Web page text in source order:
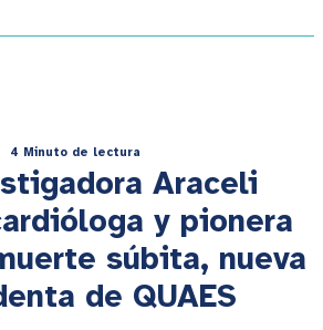
4 Minuto de lectura
Araceli
y pionera
súbita, nueva
de QUAES